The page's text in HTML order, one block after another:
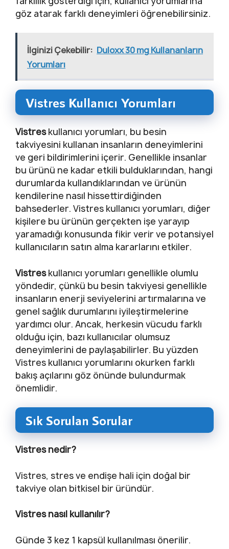
göz atarak farklı deneyimleri öğrenebilirsiniz.
İlginizi Çekebilir: Duloxx 30 mg Kullananların
Yorumları
Vistres Kullanıcı Yorumları
Vistreskullanıcı yorumları, bu besin
takviyesini kullanan insanların deneyimlerini
ve geri bildirimlerini içerir. Genellikle insanlar
bu ürünü ne kadar etkili bulduklarından, hangi
durumlarda kullandıklarından ve ürünün
kendilerine nasıl hissettirdiğinden
bahsederler. Vistres kullanıcı yorumları, diğer
kişilere bu ürünün gerçekten işe yarayıp
yaramadığı konusunda fikir verir ve potansiyel
kullanıcıların satın alma kararlarını etkiler.
Vistreskullanıcı yorumları genellikle olumlu
yöndedir, çünkü bu besin takviyesi genellikle
insanların enerji seviyelerini artırmalarına ve
genel sağlık durumlarını iyileştirmelerine
yardımcı olur. Ancak, herkesin vücudu farklı
olduğu için, bazı kullanıcılar olumsuz
deneyimlerini de paylaşabilirler. Bu yüzden
Vistres kullanıcı yorumlarını okurken farklı
bakış açılarını göz önünde bulundurmak
önemlidir.
Sık Sorulan Sorular
Vistres nedir?
Vistres, stres ve endişe hali için doğal bir
takviye olan bitkisel bir üründür.
Vistres nasıl kullanılır?
Günde 3 kez 1 kapsül kullanılması önerilir.